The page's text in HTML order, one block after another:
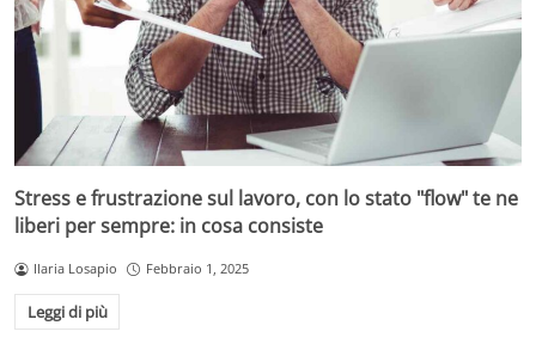
Stress e frustrazione sul lavoro, con lo stato "flow" te ne
liberi per sempre: in cosa consiste
Ilaria Losapio Febbraio 1, 2025
Leggi di più